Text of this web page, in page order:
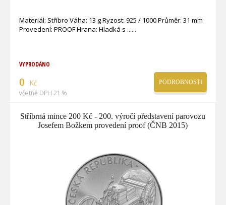
Materiál: Stříbro Váha: 13 g Ryzost: 925 / 1000 Průměr: 31 mm
Provedení: PROOF Hrana: Hladká s ...
VYPRODÁNO
0 Kč
včetně DPH 21 %
PODROBNOSTI
Stříbrná mince 200 Kč - 200. výročí představení parovozu
Josefem Božkem provedení proof (ČNB 2015)